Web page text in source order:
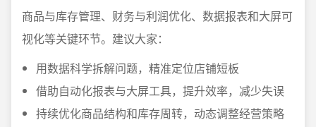
商品与库存管理、财务与利润优化、数据报表和大屏可
视化等关键环节。建议大家：
用数据科学拆解问题，精准定位店铺短板
借助自动化报表与大屏工具，提升效率，减少失误
持续优化商品结构和库存周转，动态调整经营策略